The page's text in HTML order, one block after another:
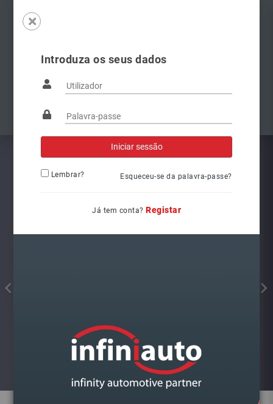
Introduza os seus dados
Lembrar? Esqueceu-se da palavra-passe?
Já tem conta? Registar
Famílias
Visualizar